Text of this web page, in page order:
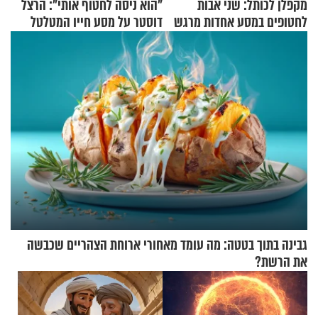
מקפלן לכותל: שני אבות
לחטופים במסע אחדות מרגש
"הוא ניסה לחטוף אותי": הרצל
דוסטר על מסע חייו המטלטל
גבינה בתוך בטטה: מה עומד מאחורי ארוחת הצהריים שכבשה
את הרשת?